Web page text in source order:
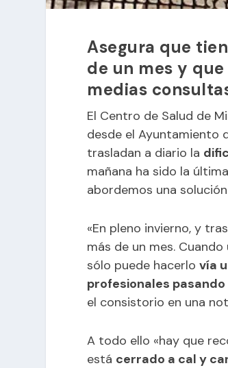
Asegura que
de un mes y
medias
El Centro de Salud de
desde el Ayuntamiento
trasladan a diario la
mañana ha sido la
abordemos una
«En pleno invierno, y
más de un mes.
sólo puede hacerlovía
profesionales
el consistorio en una
A todo ello «hay que
está cerrado a cal y